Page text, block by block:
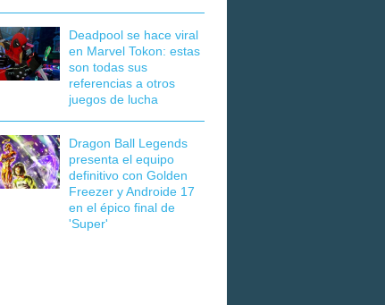
Deadpool se hace viral
en Marvel Tokon: estas
son todas sus
referencias a otros
juegos de lucha
Dragon Ball Legends
presenta el equipo
definitivo con Golden
Freezer y Androide 17
en el épico final de
'Super'